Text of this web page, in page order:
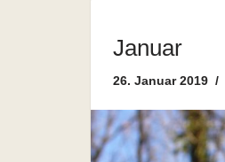
Januar
26. Januar 2019